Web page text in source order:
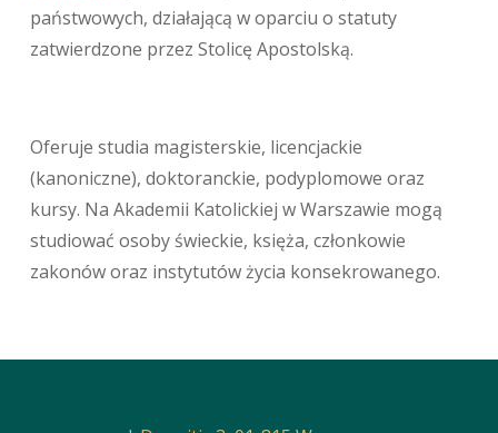
państwowych, działającą w oparciu o statuty
zatwierdzone przez Stolicę Apostolską.
Oferuje studia magisterskie, licencjackie
(kanoniczne), doktoranckie, podyplomowe oraz
kursy. Na Akademii Katolickiej w Warszawie mogą
studiować osoby świeckie, księża, członkowie
zakonów oraz instytutów życia konsekrowanego.